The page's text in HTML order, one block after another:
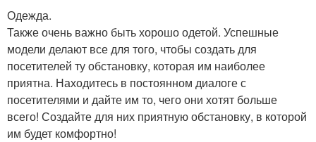
Одежда.
Также очень важно быть хорошо одетой. Успешные
модели делают все для того, чтобы создать для
посетителей ту обстановку, которая им наиболее
приятна. Находитесь в постоянном диалоге с
посетителями и дайте им то, чего они хотят больше
всего! Создайте для них приятную обстановку, в которой
им будет комфортно!